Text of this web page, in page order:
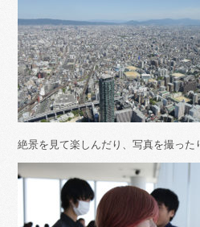
絶景を見て楽しんだり、写真を撮った